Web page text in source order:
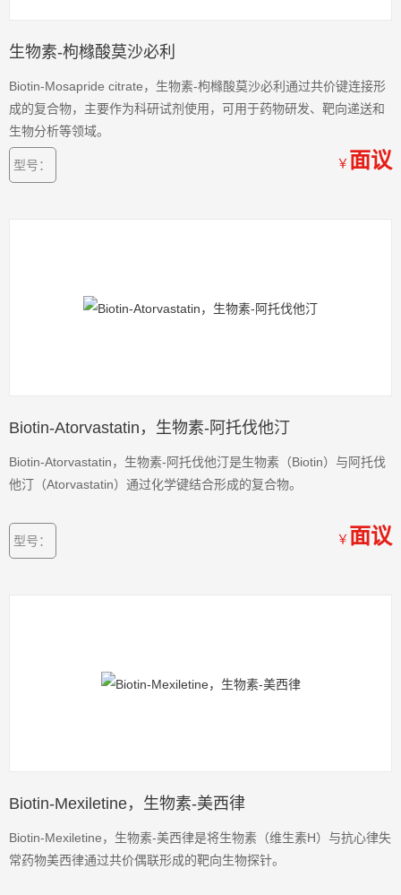
生物素-枸橼酸莫沙必利
Biotin-Mosapride citrate，生物素-枸橼酸莫沙必利通过共价键连接形
成的复合物，主要作为科研试剂使用，可用于药物研发、靶向递送和
生物分析等领域。
型号： ￥ 面议
Biotin-Atorvastatin，生物素-阿托伐他汀
Biotin-Atorvastatin，生物素-阿托伐他汀是生物素（Biotin）与阿托伐
他汀（Atorvastatin）通过化学键结合形成的复合物。
型号： ￥ 面议
Biotin-Mexiletine，生物素-美西律
Biotin-Mexiletine，生物素-美西律是将生物素（维生素H）与抗心律失
常药物美西律通过共价偶联形成的靶向生物探针。